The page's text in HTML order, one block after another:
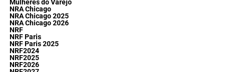
Mulheres do Varejo
NRA Chicago
NRA Chicago 2025
NRA Chicago 2026
NRF
NRF Paris
NRF Paris 2025
NRF2024
NRF2025
NRF2026